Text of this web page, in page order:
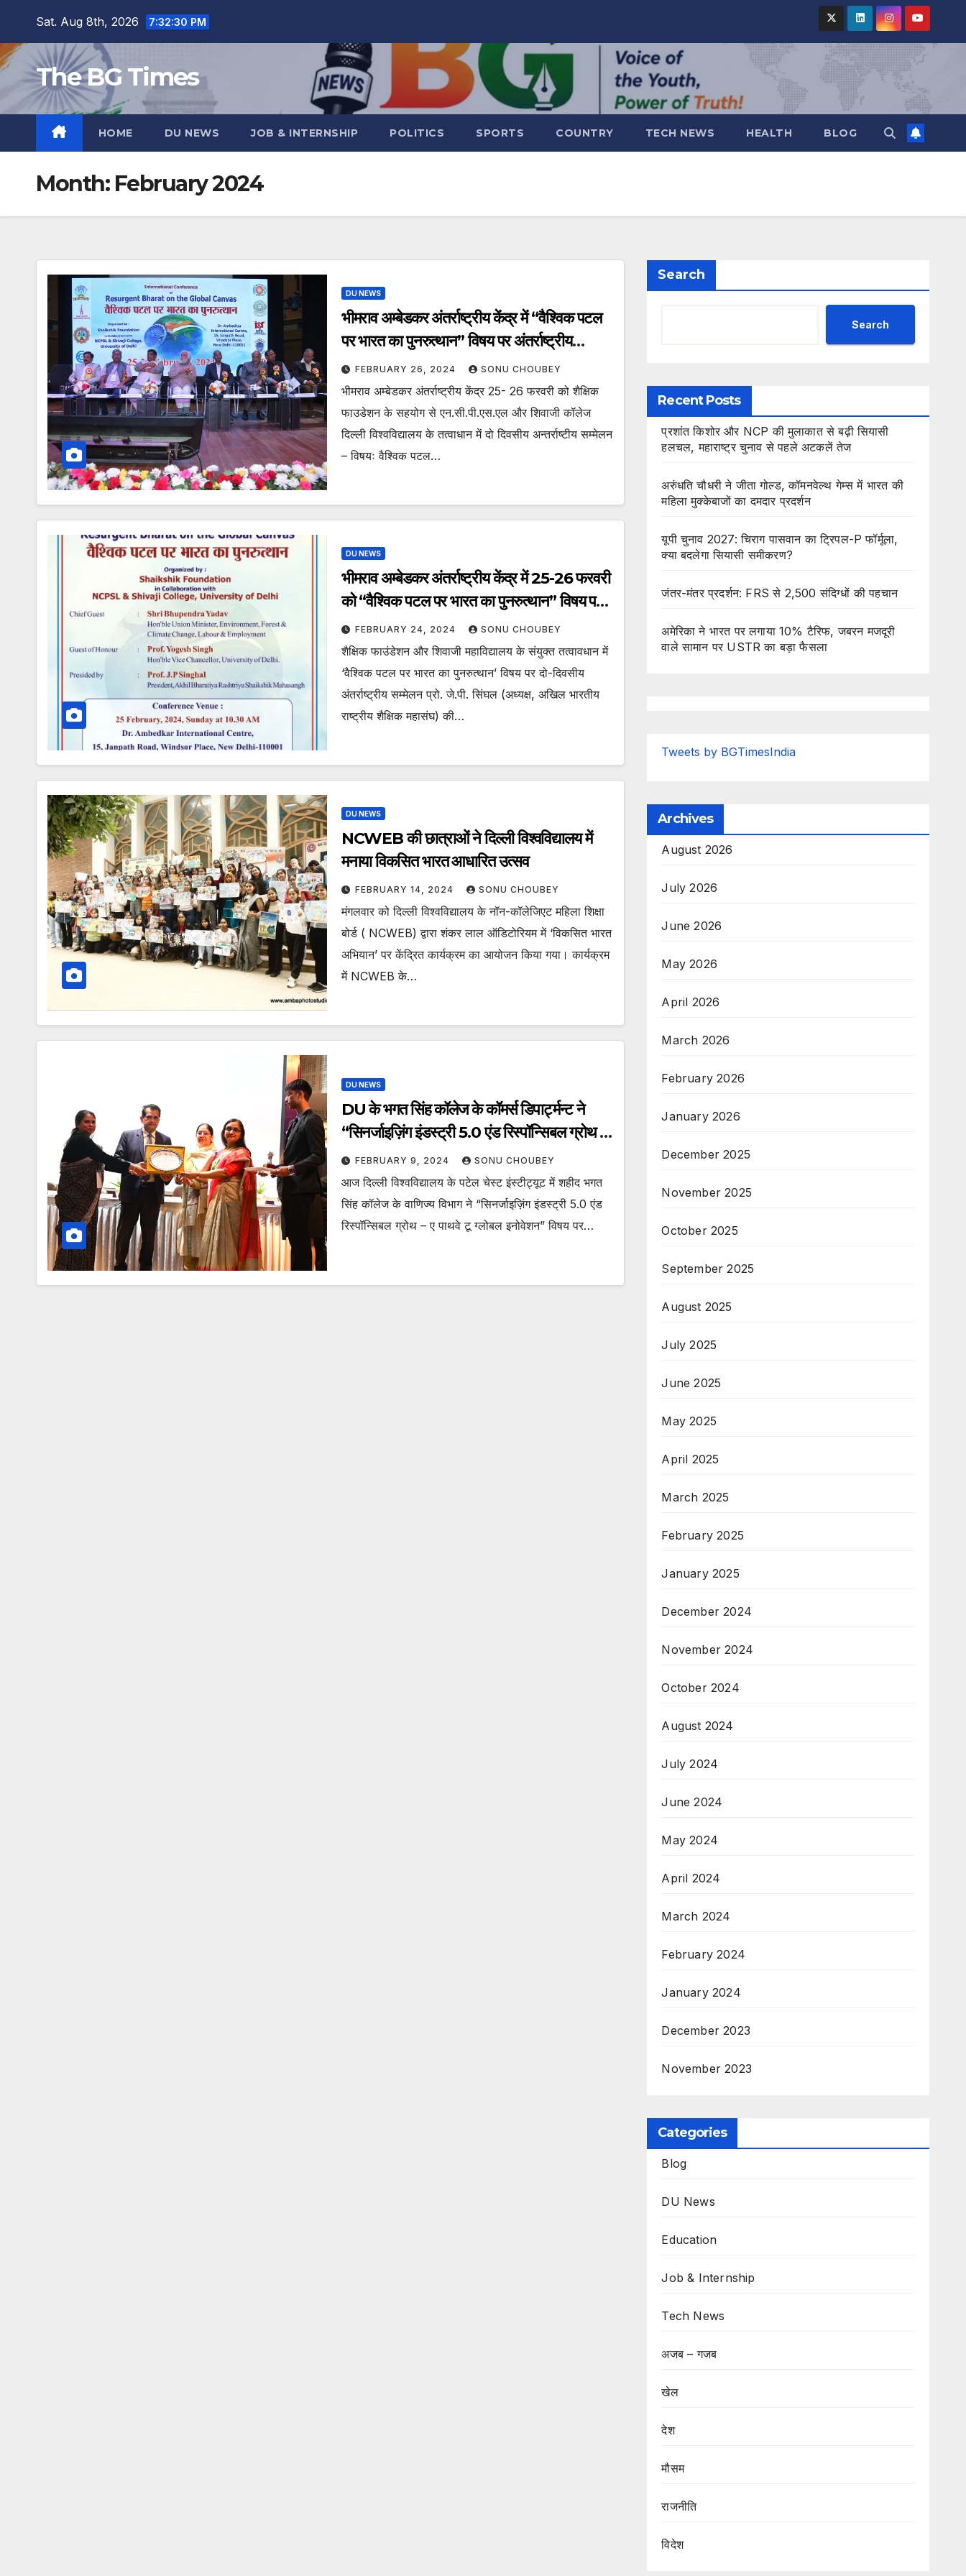
content
Sat. Aug 8th, 2026 7:32:31 PM
The BG Times
HOME DU NEWS JOB & INTERNSHIP POLITICS SPORTS COUNTRY TECH NEWS HEALTH BLOG
Month: February 2024
DU NEWS
भीमराव अम्बेडकर अंतर्राष्ट्रीय केंद्र में “वैश्विक पटल
पर भारत का पुनरुत्थान” विषय पर अंतर्राष्ट्रीय
सम्मेलन का हुआ सफल आयोजन
FEBRUARY 26, 2024 SONU CHOUBEY
भीमराव अम्बेडकर अंतर्राष्ट्रीय केंद्र 25- 26 फरवरी को शैक्षिक
फाउडेशन के सहयोग से एन.सी.पी.एस.एल और शिवाजी कॉलेज
दिल्ली विश्वविद्यालय के तत्वाधान में दो दिवसीय अन्तर्राष्टीय सम्मेलन
– विषयः वैश्विक पटल…
DU NEWS
भीमराव अम्बेडकर अंतर्राष्ट्रीय केंद्र में 25-26 फरवरी
को “वैश्विक पटल पर भारत का पुनरुत्थान” विषय पर
अंतर्राष्ट्रीय सम्मेलन का होगा आयोजन
FEBRUARY 24, 2024 SONU CHOUBEY
शैक्षिक फाउंडेशन और शिवाजी महाविद्यालय के संयुक्त तत्वावधान में
‘वैश्विक पटल पर भारत का पुनरुत्थान’ विषय पर दो-दिवसीय
अंतर्राष्ट्रीय सम्मेलन प्रो. जे.पी. सिंघल (अध्यक्ष, अखिल भारतीय
राष्ट्रीय शैक्षिक महासंघ) की…
DU NEWS
NCWEB की छात्राओं ने दिल्ली विश्वविद्यालय में
मनाया विकसित भारत आधारित उत्सव
FEBRUARY 14, 2024 SONU CHOUBEY
मंगलवार को दिल्ली विश्वविद्यालय के नॉन-कॉलेजिएट महिला शिक्षा
बोर्ड ( NCWEB) द्वारा शंकर लाल ऑडिटोरियम में ‘विकसित भारत
अभियान’ पर केंद्रित कार्यक्रम का आयोजन किया गया। कार्यक्रम
में NCWEB के…
DU NEWS
DU के भगत सिंह कॉलेज के कॉमर्स डिपार्ट्मन्ट ने
“सिनर्जाइज़िंग इंडस्ट्री 5.0 एंड रिस्पॉन्सिबल ग्रोथ –
ए पाथवे टू ग्लोबल इनोवेशन” विषय पर व्यवसाय और
प्रबंधन पर 11वें अंतर्राष्ट्रीय सम्मेलन का आयोजन
किया
FEBRUARY 9, 2024 SONU CHOUBEY
आज दिल्ली विश्वविद्यालय के पटेल चेस्ट इंस्टीट्यूट में शहीद भगत
सिंह कॉलेज के वाणिज्य विभाग ने “सिनर्जाइज़िंग इंडस्ट्री 5.0 एंड
रिस्पॉन्सिबल ग्रोथ – ए पाथवे टू ग्लोबल इनोवेशन” विषय पर…
Search
Search
Recent Posts
प्रशांत किशोर और NCP की मुलाकात से बढ़ी सियासी
हलचल, महाराष्ट्र चुनाव से पहले अटकलें तेज
अरुंधति चौधरी ने जीता गोल्ड, कॉमनवेल्थ गेम्स में भारत की
महिला मुक्केबाजों का दमदार प्रदर्शन
यूपी चुनाव 2027: चिराग पासवान का ट्रिपल-P फॉर्मूला,
क्या बदलेगा सियासी समीकरण?
जंतर-मंतर प्रदर्शन: FRS से 2,500 संदिग्धों की पहचान
अमेरिका ने भारत पर लगाया 10% टैरिफ, जबरन मजदूरी
वाले सामान पर USTR का बड़ा फैसला
Tweets by BGTimesIndia
Archives
August 2026
July 2026
June 2026
May 2026
April 2026
March 2026
February 2026
January 2026
December 2025
November 2025
October 2025
September 2025
August 2025
July 2025
June 2025
May 2025
April 2025
March 2025
February 2025
January 2025
December 2024
November 2024
October 2024
August 2024
July 2024
June 2024
May 2024
April 2024
March 2024
February 2024
January 2024
December 2023
November 2023
Categories
Blog
DU News
Education
Job & Internship
Tech News
अजब – गजब
खेल
देश
मौसम
राजनीति
विदेश